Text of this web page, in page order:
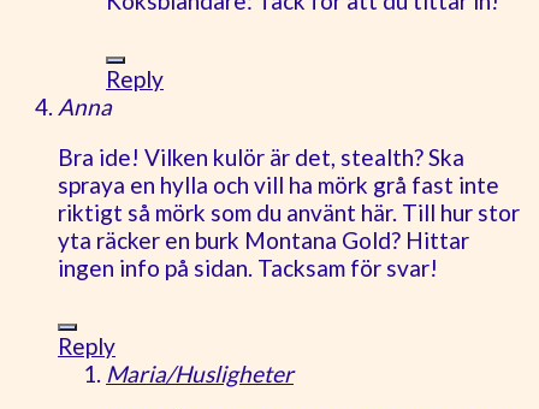
Reply
Anna
Bra ide! Vilken kulör är det, stealth? Ska
spraya en hylla och vill ha mörk grå fast inte
riktigt så mörk som du använt här. Till hur stor
yta räcker en burk Montana Gold? Hittar
ingen info på sidan. Tacksam för svar!
Reply
Maria/Husligheter